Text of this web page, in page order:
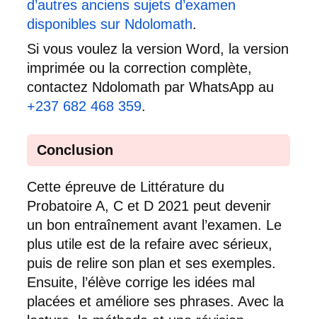
d’autres anciens sujets d’examen
disponibles sur Ndolomath.
Si vous voulez la version Word, la version
imprimée ou la correction complète,
contactez Ndolomath par WhatsApp au
+237 682 468 359.
Conclusion
Cette épreuve de Littérature du
Probatoire A, C et D 2021 peut devenir
un bon entraînement avant l’examen. Le
plus utile est de la refaire avec sérieux,
puis de relire son plan et ses exemples.
Ensuite, l’élève corrige les idées mal
placées et améliore ses phrases. Avec la